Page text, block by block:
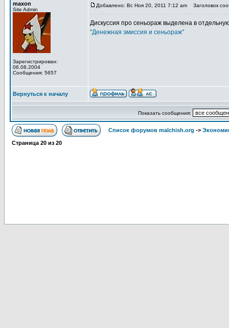
maxon
Site Admin
Зарегистрирован:
06.08.2004
Сообщения: 5657
Добавлено: Вс Ноя 20, 2011 7:12 am Заголовок
Дискуссия про сеньораж выделена в
"Денежная эмиссия и сеньораж"
Вернуться к началу
Показать сообщения:
Список форумов malchish.org ->
Страница 20 из 20